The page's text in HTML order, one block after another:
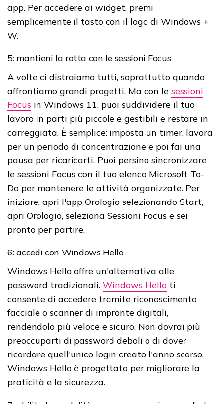
app. Per accedere ai widget, premi
semplicemente il tasto con il logo di Windows +
W.
5: mantieni la rotta con le sessioni Focus
A volte ci distraiamo tutti, soprattutto quando
affrontiamo grandi progetti. Ma con le sessioni
Focus in Windows 11, puoi suddividere il tuo
lavoro in parti più piccole e gestibili e restare in
carreggiata. È semplice: imposta un timer, lavora
per un periodo di concentrazione e poi fai una
pausa per ricaricarti. Puoi persino sincronizzare
le sessioni Focus con il tuo elenco Microsoft To-
Do per mantenere le attività organizzate. Per
iniziare, apri l'app Orologio selezionando Start,
apri Orologio, seleziona Sessioni Focus e sei
pronto per partire.
6: accedi con Windows Hello
Windows Hello offre un'alternativa alle
password tradizionali. Windows Hello ti
consente di accedere tramite riconoscimento
facciale o scanner di impronte digitali,
rendendolo più veloce e sicuro. Non dovrai più
preoccuparti di password deboli o di dover
ricordare quell'unico login creato l'anno scorso.
Windows Hello è progettato per migliorare la
praticità e la sicurezza.